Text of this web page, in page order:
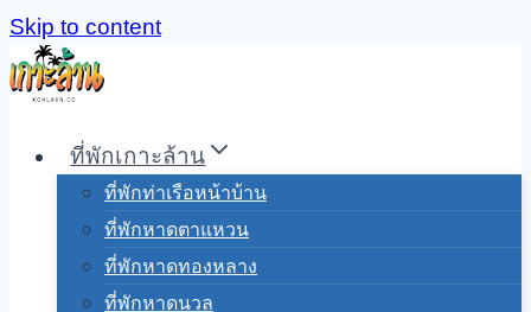
Skip to content
ที่พักเกาะล้าน
ที่พักท่าเรือหน้าบ้าน
ที่พักหาดตาแหวน
ที่พักหาดทองหลาง
ที่พักหาดนวล